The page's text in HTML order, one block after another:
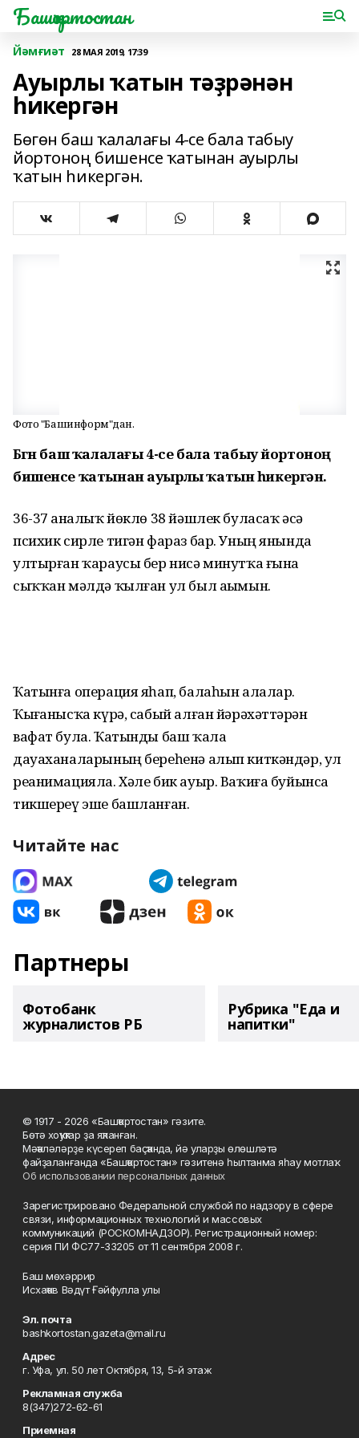
Башҡортостан
Йәмғиәт 28 МАЯ 2019, 17:39
Ауырлы ҡатын тәҙрәнән
һикергән
Бөгөн баш ҡалалағы 4-се бала табыу
йортоноң бишенсе ҡатынан ауырлы
ҡатын һикергән.
Фото "Башинформ"дан.
Бөгөн баш ҡалалағы 4-се бала табыу йортоноң
бишенсе ҡатынан ауырлы ҡатын һикергән.
36-37 аҙналыҡ йөклө 38 йәшлек буласаҡ әсә
психик сирле тигән фараз бар. Уның янында
ултырған ҡараусы бер нисә минутҡа ғына
сыҡҡан мәлдә ҡылған ул был аҙымын.
Ҡатынға операция яһап, балаһын алалар.
Ҡыҙғанысҡа күрә, сабый алған йәрәхәттәрҙән
вафат була. Ҡатынды баш ҡала
дауаханаларының береһенә алып киткәндәр, ул
реанимацияла. Хәле бик ауыр. Ваҡиға буйынса
тикшереү эше башланған.
Читайте нас
Партнеры
Фотобанк
журналистов РБ
Рубрика "Еда и
напитки"
© 1917 - 2026 «Башҡортостан» гәзите.
Бөтә хоҡуҡтар ҙа яҡланған.
Мәҡәләләрҙе күсереп баҫҡанда, йә уларҙы өлөшләтә
файҙаланғанда «Башҡортостан» гәзитенә һылтанма яһау мотлаҡ.
Об использовании персональных данных
Зарегистрировано Федеральной службой по надзору в сфере
связи, информационных технологий и массовых
коммуникаций (РОСКОМНАДЗОР). Регистрационный номер:
серия ПИ ФС77-33205 от 11 сентября 2008 г.
Баш мөхәррир
Исхаҡов Вәдүт Ғәйфулла улы
Эл. почта
bashkortostan.gazeta@mail.ru
Адрес
г. Уфа, ул. 50 лет Октября, 13, 5-й этаж
Рекламная служба
8(347)272-62-61
Приемная